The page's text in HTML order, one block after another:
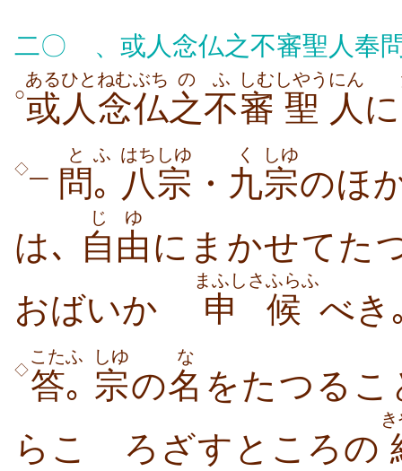
二〇 、或人念仏之不審聖人奉
○或人
あるひと
念仏
ねむぶち
之
の
不
ふ
審
しむ
聖
しやう
人
にん
に
◇一 問
と
｡
ふ
八宗
はちしゆ
・ 九
く
宗
しゆ
のほ
は､
自由
じゆ
にまかせてた
おばいかゞ
申
まふし
候
さふらふ
べき
◇答
こた
｡
ふ
宗
しゆ
の名
な
をたつるこ
らこゝろざすところの